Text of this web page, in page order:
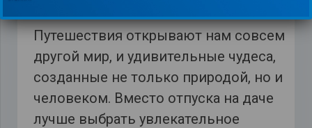
Путешествия открывают нам совсем
другой мир, и удивительные чудеса,
созданные не только природой, но и
человеком. Вместо отпуска на даче
лучше выбрать увлекательное